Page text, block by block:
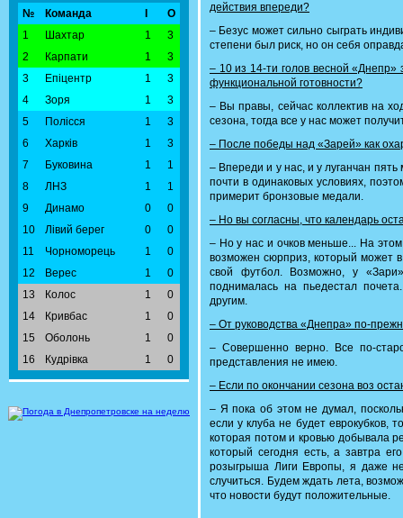
№ Команда
О
1
Шахтар 1
3
2
Карпати 1
3
3
Епіцентр 1
3
4
Зоря 1
3
5
Полісся 1
3
6
Харків 1
3
7
Буковина 1
1
8
ЛНЗ 1
1
9
Динамо 0
0
10
Лівий берег 0
0
11
Чорноморець 1
0
12
Верес 1
0
13
Колос 1
0
14
Кривбас 1
0
15
Оболонь 1
0
16
Кудрівка 1 0
действия впереди?
– Безус может сильно сыграть
степени был риск, но он себя
– 10 из 14-ти голов весной
функциональной готовности?
– Вы правы, сейчас коллектив на
сезона, тогда все у нас может
– После победы над «Зарей» как
– Впереди и у нас, и у луганчан
почти в одинаковых условиях,
примерит бронзовые медали.
– Но вы согласны, что календарь
– Но у нас и очков меньше... На этом
возможен сюрприз, который может
свой футбол. Возможно, у
поднималась на пьедестал
другим.
– От руководства «Днепра» по-
– Совершенно верно. Все по-
представления не имею.
– Если по окончании сезона воз
– Я пока об этом не думал,
если у клуба не будет еврокубков,
которая потом и кровью добывала
который сегодня есть, а завтра
розыгрыша Лиги Европы, я даже
случиться. Будем ждать лета,
что новости будут положительные.